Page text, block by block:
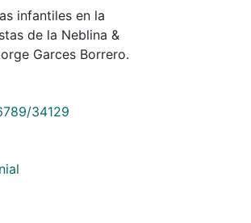
infantiles en la
de la Neblina &
Garces Borrero.
34129